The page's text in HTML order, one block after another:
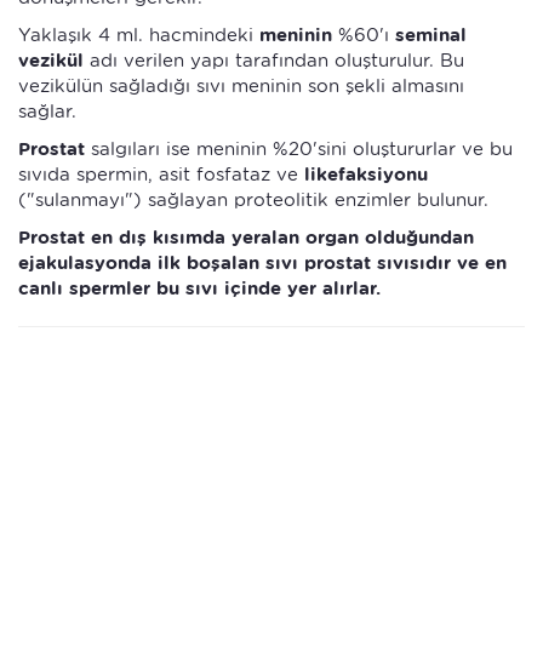
Yaklaşık 4 ml. hacmindeki meninin %60'ı seminal
vezikül adı verilen yapı tarafından oluşturulur. Bu
vezikülün sağladığı sıvı meninin son şekli almasını
sağlar.
Prostat salgıları ise meninin %20'sini oluştururlar ve bu
sıvıda spermin, asit fosfataz ve likefaksiyonu
("sulanmayı") sağlayan proteolitik enzimler bulunur.
Prostat en dış kısımda yeralan organ olduğundan
ejakulasyonda ilk boşalan sıvı prostat sıvısıdır ve en
canlı spermler bu sıvı içinde yer alırlar.